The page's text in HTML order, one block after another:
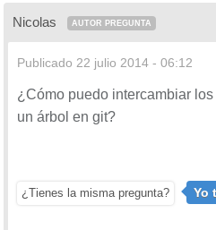
Nicolas AUTOR PREGUNTA
Publicado 22 julio 2014 - 06:12
¿Cómo puedo intercambiar
un árbol en git?
¿Tienes la misma pregunta? Yo